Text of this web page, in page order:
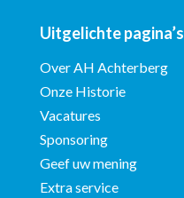
Uitgelichte pagina’s
Over AH Achterberg
Onze Historie
Vacatures
Sponsoring
Geef uw mening
Extra service